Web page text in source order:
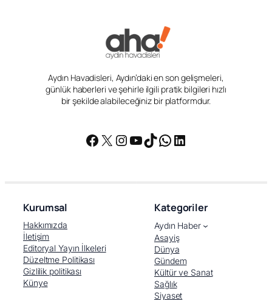
Aydın Havadisleri, Aydın’daki en son gelişmeleri,
günlük haberleri ve şehirle ilgili pratik bilgileri hızlı
bir şekilde alabileceğiniz bir platformdur.
Facebook
X Instagram
YouTube
TikTok
WhatsApp
LinkedIn
Kurumsal
Hakkımızda
İletişim
Editoryal Yayın İlkeleri
Düzeltme Politikası
Gizlilik politikası
Künye
Kategoriler
Aydın Haber
Asayiş
Dünya
Gündem
Kültür ve Sanat
Sağlık
Siyaset